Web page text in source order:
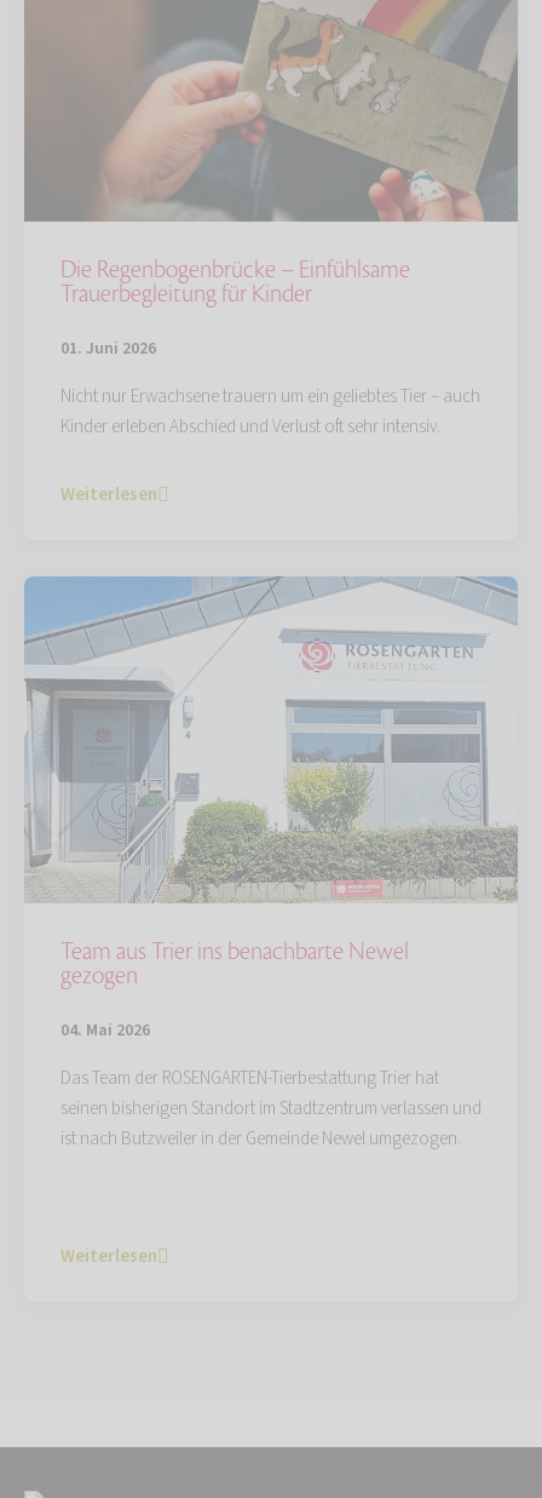
Die Regenbogenbrücke – Einfühlsame
Trauerbegleitung für Kinder
01. Juni 2026
Nicht nur Erwachsene trauern um ein geliebtes Tier – auch
Kinder erleben Abschied und Verlust oft sehr intensiv.
Weiterlesen
Team aus Trier ins benachbarte Newel
gezogen
04. Mai 2026
Das Team der ROSENGARTEN-Tierbestattung Trier hat
seinen bisherigen Standort im Stadtzentrum verlassen und
ist nach Butzweiler in der Gemeinde Newel umgezogen.
Weiterlesen